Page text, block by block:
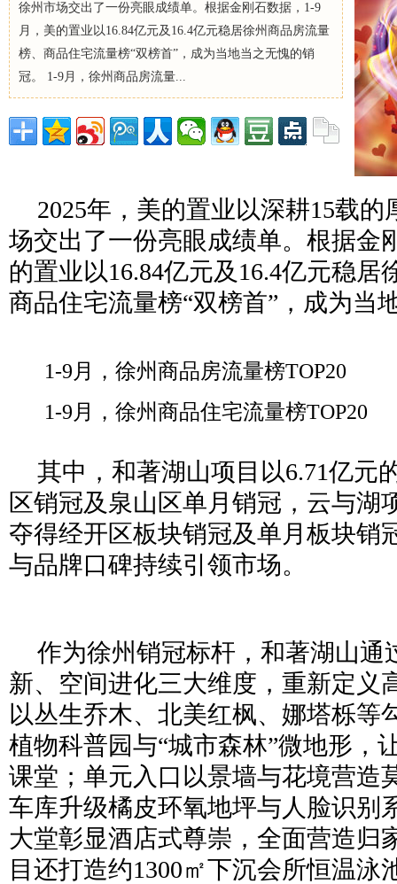
徐州市场交出了一份亮眼成绩单。根据金刚石数据，1-9
月，美的置业以16.84亿元及16.4亿元稳居徐州商品房流量
榜、商品住宅流量榜“双榜首”，成为当地当之无愧的销
冠。 1-9月，徐州商品房流量...
2025年，美的置业以深耕15载
场交出了一份亮眼成绩单。根据金
的置业以16.84亿元及16.4亿元稳居
商品住宅流量榜“双榜首”，成为当
1-9月，徐州商品房流量榜TOP20
1-9月，徐州商品住宅流量榜TOP20
其中，和著湖山项目以6.71亿元
区销冠及泉山区单月销冠，云与湖
夺得经开区板块销冠及单月板块销
与品牌口碑持续引领市场。
作为徐州销冠标杆，和著湖山通
新、空间进化三大维度，重新定义
以丛生乔木、北美红枫、娜塔栎等
植物科普园与“城市森林”微地形，
课堂；单元入口以景墙与花境营造
车库升级橘皮环氧地坪与人脸识别
大堂彰显酒店式尊崇，全面营造归
目还打造约1300㎡下沉会所恒温泳